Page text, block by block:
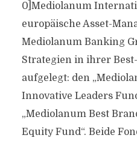
0]Mediolanum
europäische Asset-
Mediolanum Banking
Strategien in ihrer
aufgelegt: den
Innovative Leaders
„Mediolanum Best
Equity Fund“. Beide